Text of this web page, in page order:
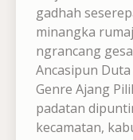
gadhah
minangka
ngrancang
Ancasipun
Genre Ajang
padatan
kecamatan,